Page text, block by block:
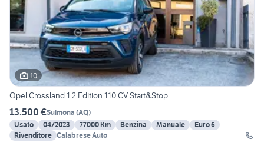
10
Opel Crossland 1.2 Edition 110 CV Start&Stop
13.500 €Sulmona (AQ)
Usato
04/2023 77000 Km Benzina Manuale
Euro 6
Rivenditore Calabrese Auto